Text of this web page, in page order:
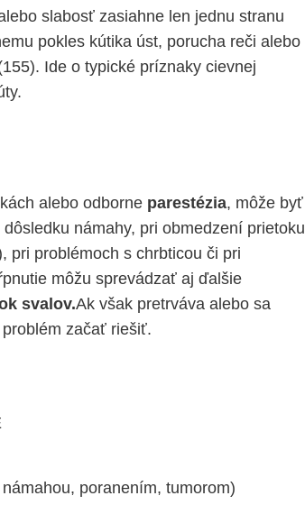
slabosť zasiahne len jednu stranu
pokles kútika úst, porucha reči alebo
Ide o typické príznaky cievnej
alebo odborne parestézia, môže byť
námahy, pri obmedzení prietoku
pri problémoch s chrbticou či pri
môžu sprevádzať aj ďalšie
svalov.Ak však pretrváva alebo sa
začať riešiť.
poranením, tumorom)